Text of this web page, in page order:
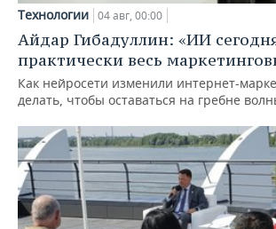
Технологии 04 авг, 00:00
Айдар Гибадуллин: «ИИ
практически весь
Как нейросети изменили интернет-
делать, чтобы оставаться на гребне